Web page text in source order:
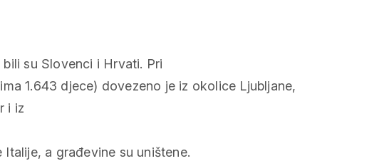
su Slovenci i Hrvati. Pri
1.643 djece) dovezeno je iz okolice Ljubljane,
i iz
a građevine su uništene.